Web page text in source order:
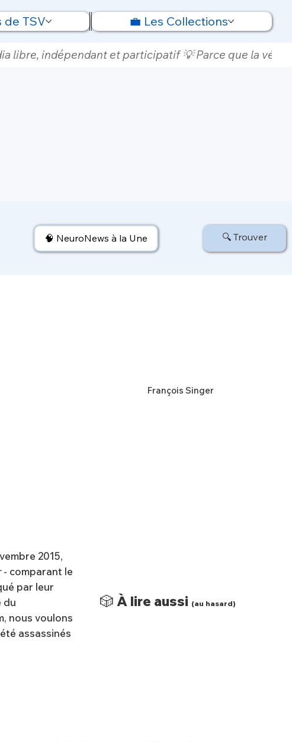
TSV 💼 Les Collections
libre, indépendant et participatif 💡 Parce que la
🧠 NeuroNews à la Une 🔍 Trouver
François Singer
2015,
- comparant le
par leur
du
nous voulons
assassinés
🎲 À lire aussi (au hasard)